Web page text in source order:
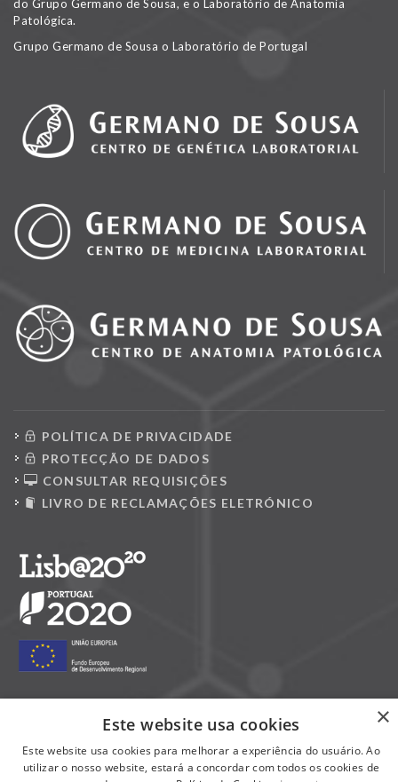
do Grupo Germano de Sousa, e o Laboratório de Anatomia
Patológica.
Grupo Germano de Sousa o Laboratório de Portugal
POLÍTICA DE PRIVACIDADE
PROTECÇÃO DE DADOS
CONSULTAR REQUISIÇÕES
LIVRO DE RECLAMAÇÕES ELETRÓNICO
×
Este website usa cookies
Este website usa cookies para melhorar a experiência do usuário. Ao
utilizar o nosso website, estará a concordar com todos os cookies de